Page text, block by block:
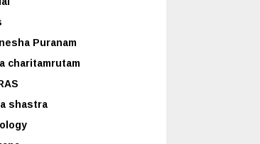
Puranam
charitamrutam
shastra